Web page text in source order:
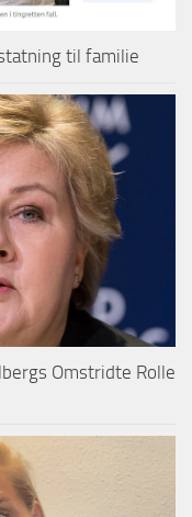
til familie
Omstridte Rolle